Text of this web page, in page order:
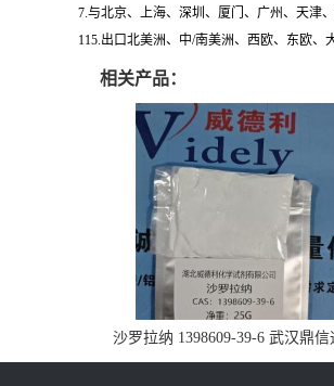
7.与北京、上海、深圳、厦门、广州、天津
115.出口北美洲、中/南美洲、西欧、东欧、
相关产品：
沙罗拉纳 1398609-39-6 武汉鼎信